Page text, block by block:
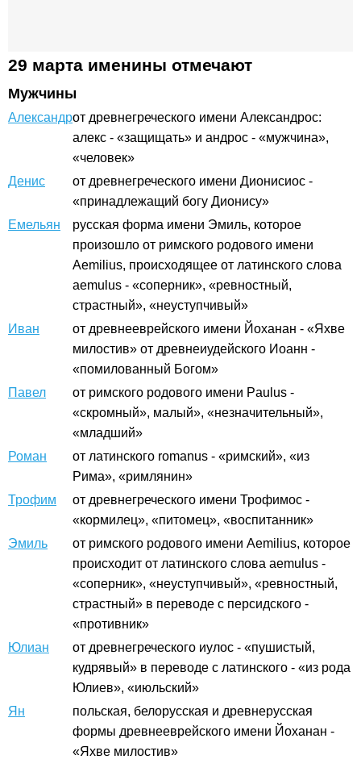
29 марта именины отмечают
Мужчины
Александрот древнегреческого имени Александрос:
алекс - «защищать» и андрос - «мужчина»,
«человек»
Денис
от древнегреческого имени Дионисиос -
«принадлежащий богу Дионису»
Емельян
русская форма имени Эмиль, которое
произошло от римского родового имени
Aemilius, происходящее от латинского слова
aemulus - «соперник», «ревностный,
страстный», «неуступчивый»
Иван
от древнееврейского имени Йоханан - «Яхве
милостив» от древнеиудейского Иоанн -
«помилованный Богом»
Павел
от римского родового имени Paulus -
«скромный», малый», «незначительный»,
«младший»
Роман
от латинского romanus - «римский», «из
Рима», «римлянин»
Трофим
от древнегреческого имени Трофимос -
«кормилец», «питомец», «воспитанник»
Эмиль
от римского родового имени Aemilius, которое
происходит от латинского слова aemulus -
«соперник», «неуступчивый», «ревностный,
страстный» в переводе с персидского -
«противник»
Юлиан
от древнегреческого иулос - «пушистый,
кудрявый» в переводе с латинского - «из рода
Юлиев», «июльский»
Ян
польская, белорусская и древнерусская
формы древнееврейского имени Йоханан -
«Яхве милостив»